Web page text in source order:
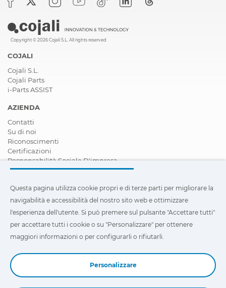
Copyright © 2026 Cojali S.L. All rights reserved
COJALI
Cojali S.L.
Cojali Parts
i-Parts ASSIST
AZIENDA
Contatti
Su di noi
Riconoscimenti
Certificazioni
Responsabilità Sociale D'impresa
Diventare rivenditore
Video
FAQ - Domande Frequenti
Questa pagina utilizza cookie propri e di terze parti per
migliorare la navigabilità e accessibilità del nostro sito web e
ottimizzare l'esperienza dell'utente. Si può premere su
configurarli o rifiutarli.
Questa pagina utilizza cookie propri e di terze parti per migliorare la
navigabilità e accessibilità del nostro sito web e ottimizzare
l'esperienza dell'utente. Si può premere sul pulsante "Accettare tutti"
per accettare tutti i cookie o su "Personalizzare" per ottenere
maggiori informazioni o per configurarli o rifiutarli.
Personalizzare